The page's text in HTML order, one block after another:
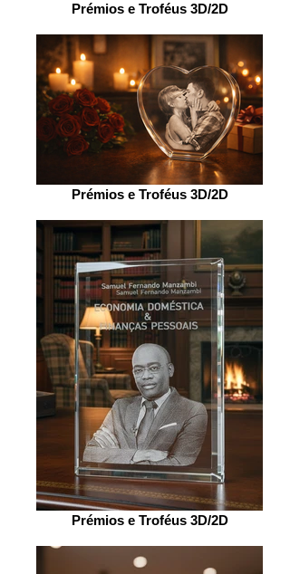
Prémios e Troféus 3D/2D
Prémios e Troféus 3D/2D
Prémios e Troféus 3D/2D